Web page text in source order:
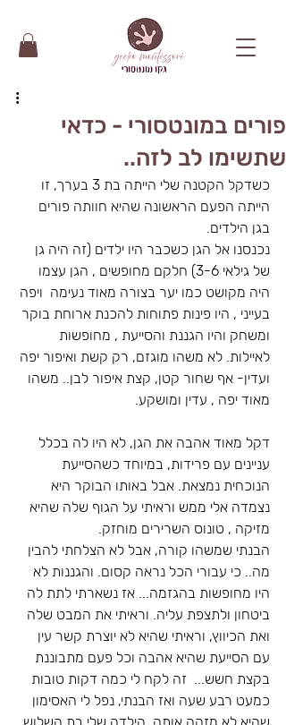
פורים במונטסורי - כדאי
שתשימו לב לזה..
כשדקל הקטנה שלי הייתה בת 3 בערך, זו
הייתה הפעם הראשונה שהיא חוותה פורים
בגן הילדים.
נכנסנו אל הגן כשכבר היו ילדים (זה היה גן
של גילאי 3-6) חלקם מחופשים , הגן עצמו
היה מקושט כמו יער בצורה מאוד נעימה  ויפה
בעייני , היו פינות פתוחות להכנת ארוחת בוקר
ומשחק והיו הגננת והסייעת , מחופשות
לאיילות. לא משהו מוגזם, רק קשת ואיפור יפה
ועדין- אף שחור קטן, קצת איפור לבן.. משהו
מאוד יפה , עדין ומושקע.
דקל מאוד אהבה את הגן, לא היו לה בכלל
עניינים עם פרידות, במיוחד כשהסייעת
הנוכחית נמצאת. אבל באותו הבוקר היא
נצמדה אלי ממש וראיתי על הגוף שלה שהיא
מזיקה , טונוס השרירים מוחזק.
הבנתי שמשהו קורה, אבל לא הצלחתי להבין
מה.. כי עבורי הכל נראה קסום. והגננות לא
היו מחופשות בהגזמה... אז נשארתי לתת לה
ביטחון ולתצפת עליה. וראיתי את המבט שלה
ואת הכיווץ, וראיתי שהיא לא יוצרת קשר עין
עם הסייעת שהיא אהבה וכל פעם מתבוננת
בקצת חשש...  זה לקח לי כמה דקות טובות
כמעט רבע שעה ואז הבנתי, נפל לי האסימון